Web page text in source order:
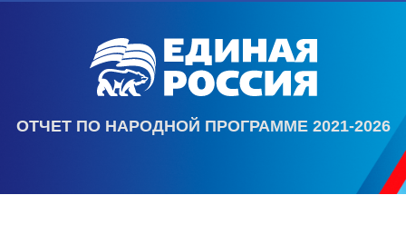
ОТЧЕТ ПО НАРОДНОЙ ПРОГРАММЕ 2021-2026